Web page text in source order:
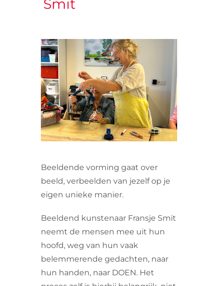
ORGANISATIE
VRIJWILLIGERS & STAGIAIRES
CONTACT
Smit
Beeldende vorming gaat over
beeld, verbeelden van jezelf op je
eigen unieke manier.
Beeldend kunstenaar Fransje Smit
neemt de mensen mee uit hun
hoofd, weg van hun vaak
belemmerende gedachten, naar
hun handen, naar DOEN. Het